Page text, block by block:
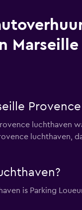
Marseille
luchthaven
luchthaven,
is Parking